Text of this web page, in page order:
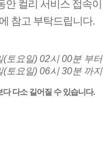
안 컬리 서비스 접속이
참고 부탁드립니다.
토요일) 02시 00분 부터
토요일) 06시 30분 까지
다소 길어질 수 있습니다.